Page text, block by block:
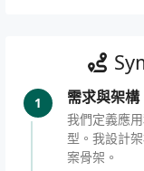
1 需求與架構
我們定義應
型。我設計
案骨架。